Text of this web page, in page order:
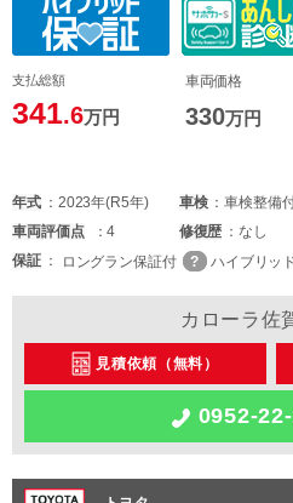
支払総額
341.6万円
車両価格
330万円
年式 2023年(R5年) 車検 車検整備
車両評価点 4 修復歴 なし
保証
ロングラン保証付 ハイブリッ
カローラ佐
見積依頼（無料）
0952-